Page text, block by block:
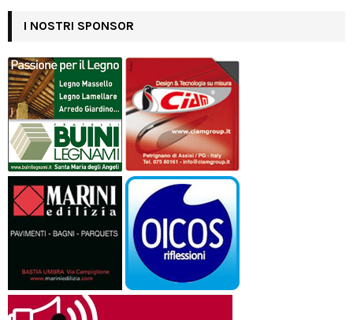
I NOSTRI SPONSOR